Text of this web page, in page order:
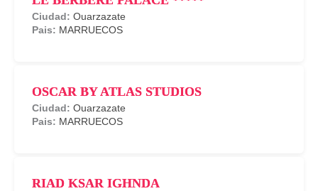
Ouarzazate
MARRUECOS
OSCAR BY ATLAS STUDIOS
Ouarzazate
MARRUECOS
RIAD KSAR IGHNDA